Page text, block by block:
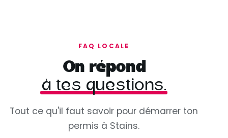
FAQ LOCALE
On répond
à tes questions.
Tout ce qu'il faut savoir pour démarrer ton
permis à Stains.